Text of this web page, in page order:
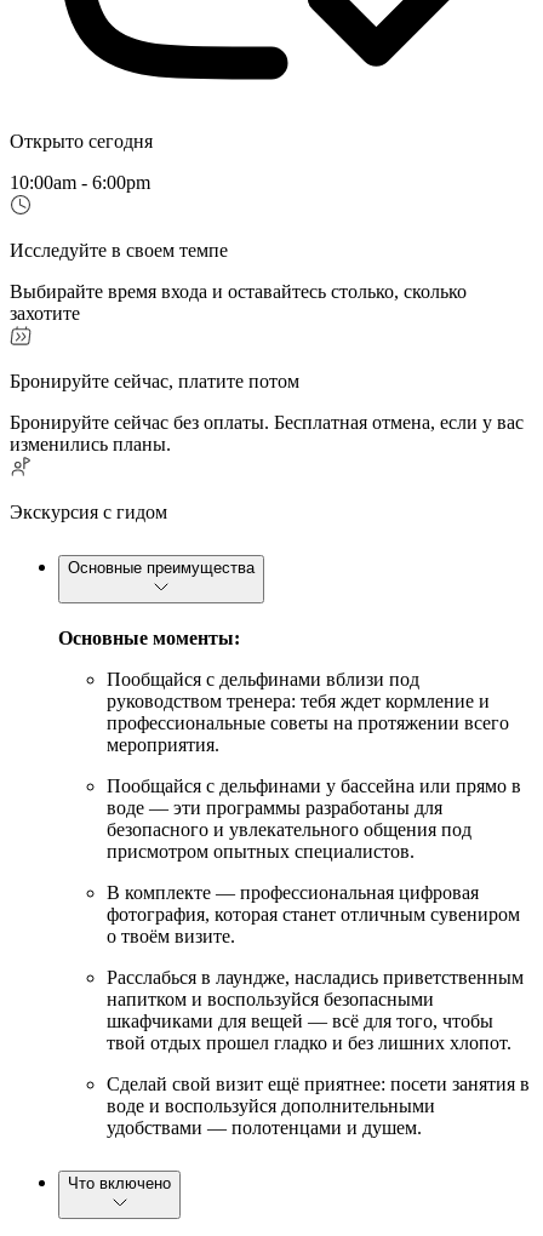
Открыто сегодня
10:00am - 6:00pm
Исследуйте в своем темпе
Выбирайте время входа и оставайтесь столько, сколько
захотите
Бронируйте сейчас, платите потом
Бронируйте сейчас без оплаты. Бесплатная отмена, если у вас
изменились планы.
Экскурсия с гидом
Основные преимущества
Основные моменты:
Пообщайся с дельфинами вблизи под
руководством тренера: тебя ждет кормление и
профессиональные советы на протяжении всего
мероприятия.
Пообщайся с дельфинами у бассейна или прямо в
воде — эти программы разработаны для
безопасного и увлекательного общения под
присмотром опытных специалистов.
В комплекте — профессиональная цифровая
фотография, которая станет отличным сувениром
о твоём визите.
Расслабься в лаундже, насладись приветственным
напитком и воспользуйся безопасными
шкафчиками для вещей — всё для того, чтобы
твой отдых прошел гладко и без лишних хлопот.
Сделай свой визит ещё приятнее: посети занятия в
воде и воспользуйся дополнительными
удобствами — полотенцами и душем.
Что включено